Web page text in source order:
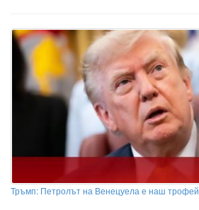
Тръмп: Петролът на Венецуела е наш